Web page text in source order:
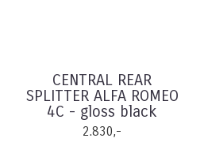
CENTRAL REAR
SPLITTER ALFA ROMEO
4C - gloss black
2.830,-